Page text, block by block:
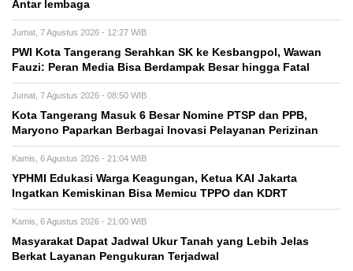
Antar lembaga
Jumat, 7 Agustus 2026 - 12:27 WIB
PWI Kota Tangerang Serahkan SK ke Kesbangpol, Wawan
Fauzi: Peran Media Bisa Berdampak Besar hingga Fatal
Jumat, 7 Agustus 2026 - 08:50 WIB
Kota Tangerang Masuk 6 Besar Nomine PTSP dan PPB,
Maryono Paparkan Berbagai Inovasi Pelayanan Perizinan
Kamis, 6 Agustus 2026 - 21:04 WIB
YPHMI Edukasi Warga Keagungan, Ketua KAI Jakarta
Ingatkan Kemiskinan Bisa Memicu TPPO dan KDRT
Kamis, 6 Agustus 2026 - 21:00 WIB
Masyarakat Dapat Jadwal Ukur Tanah yang Lebih Jelas
Berkat Layanan Pengukuran Terjadwal